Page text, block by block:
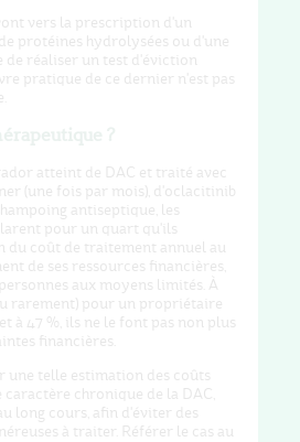
vers la prescription d'un
protéines hydrolysées ou d'une
réaliser un test d'éviction
pratique de ce dernier n'est pas
atteint de DAC et traité avec
(une fois par mois), d'oclacitinib
antiseptique, les
pour un quart qu'ils
coût de traitement annuel au
de ses ressources financières,
aux moyens limités. À
rarement) pour un propriétaire
à 47 %, ils ne le font pas non plus
financières.
une telle estimation des coûts
chronique de la DAC,
long cours, afin d'éviter des
à traiter. Référer le cas au